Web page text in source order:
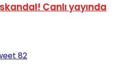
Canlı yayında
82